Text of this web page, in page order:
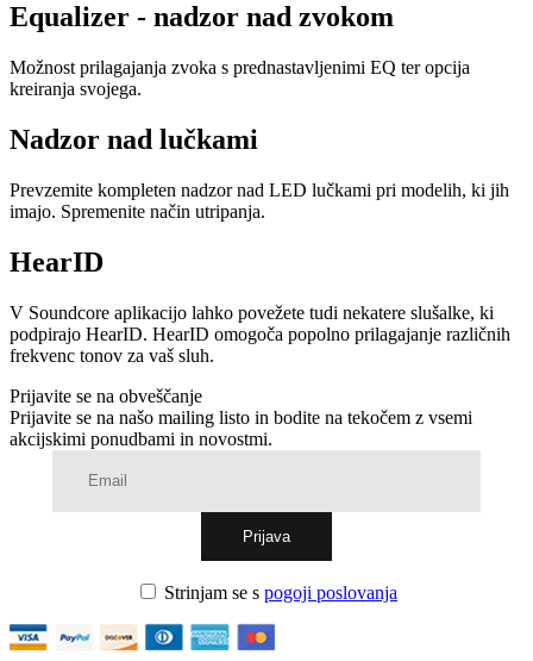
Equalizer - nadzor nad zvokom
Možnost prilagajanja zvoka s prednastavljenimi EQ ter opcija
kreiranja svojega.
Nadzor nad lučkami
Prevzemite kompleten nadzor nad LED lučkami pri modelih, ki jih
imajo. Spremenite način utripanja.
HearID
V Soundcore aplikacijo lahko povežete tudi nekatere slušalke, ki
podpirajo HearID. HearID omogoča popolno prilagajanje različnih
frekvenc tonov za vaš sluh.
Prijavite se na obveščanje
Prijavite se na našo mailing listo in bodite na tekočem z vsemi
akcijskimi ponudbami in novostmi.
Strinjam se s pogoji poslovanja